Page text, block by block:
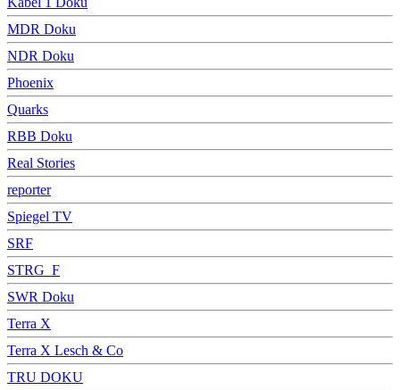
MDR Doku
NDR Doku
Phoenix
Quarks
RBB Doku
Real Stories
reporter
Spiegel TV
SRF
STRG_F
SWR Doku
Terra X
Terra X Lesch & Co
TRU DOKU